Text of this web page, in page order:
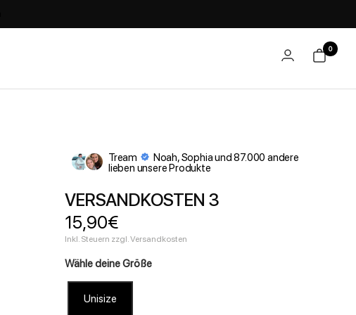
0
Tream
Noah, Sophia und 87.000 andere
lieben unsere Produkte
VERSANDKOSTEN 3
Angebotspreis
15,90€
Inkl. Steuern zzgl. Versandkosten
Wähle deine Größe
Unisize